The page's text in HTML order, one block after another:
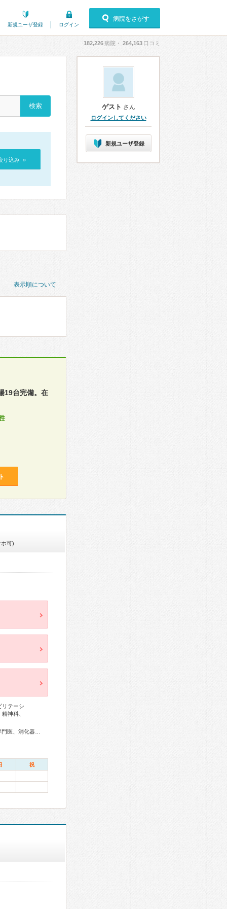
新規ユーザ登録 ログイン
病院をさがす
182,226病院・ 264,163 口コミ
り込み »
表示順について
19台完備。在
可)
リテーシ
神科、
祝
ゲスト さん
ログインしてください
新規ユーザ登録